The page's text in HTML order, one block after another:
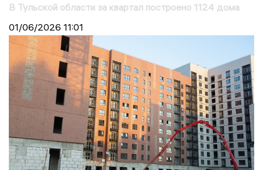
В Тульской области за квартал построено 1124 дома
01/06/2026 11:01